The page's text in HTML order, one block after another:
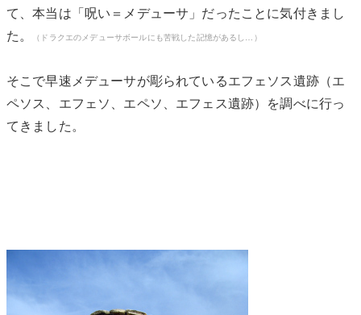
て、本当は「呪い＝メデューサ」だったことに気付きまし
た。
（ドラクエのメデューサボールにも苦戦した記憶があるし…）
そこで早速メデューサが彫られているエフェソス遺跡（エ
ペソス、エフェソ、エペソ、エフェス遺跡）を調べに行っ
てきました。